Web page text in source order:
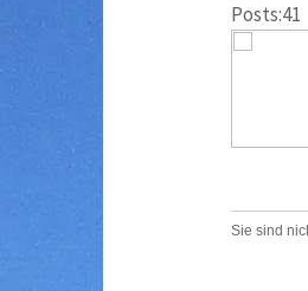
Posts:41
Sie sind